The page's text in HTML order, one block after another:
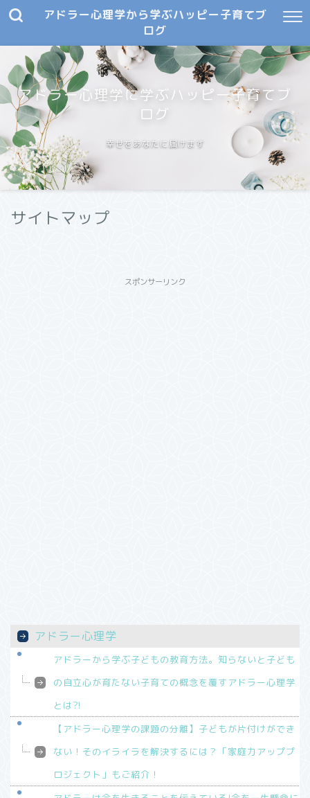
アドラー心理学から学ぶハッピー子育てブ
ログ
アドラー心理学に学ぶハッピー子育てブ
ログ
幸せをあなたに届けます
サイトマップ
スポンサーリンク
アドラー心理学
アドラーから学ぶ子どもの教育方法。知らないと子ども
の自立心が育たない子育ての概念を覆すアドラー心理学
とは⁈
【アドラー心理学の課題の分離】子どもが片付けができ
ない！そのイライラを解決するには？「家庭力アッププ
ロジェクト」もご紹介！